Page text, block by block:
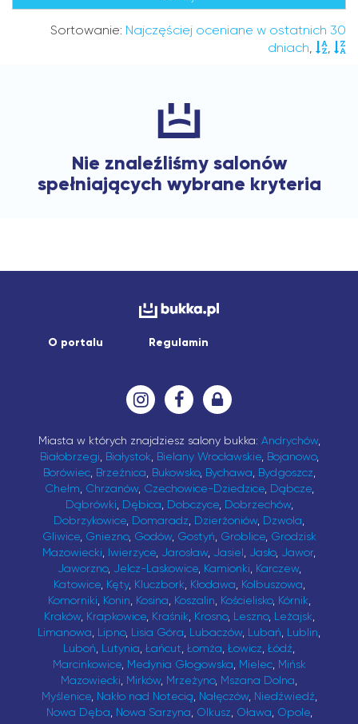
Sortowanie: Najczęściej oceniane w ostatnich 30
dniach, ,
Nie znaleźliśmy salonów
spełniających wybrane kryteria
O portalu Regulamin
Miasta w których znajdziesz salony bukka: Andrychów,
Białobrzegi, Białystok, Bielany Wrocławskie, Bojanowo,
Borówiec, Brzeźnica, Bukowsko, Bychawa, Bydgoszcz,
Chełm, Chrzanów, Czechowice-Dziedzice, Dąbcze,
Dąbrówki, Dębica, Dobczyce, Dobrzechów,
Dobrzykowice, Domaradz, Dzierżoniów, Dzwola,
Gliwice, Gniezno, Godów, Gostyń, Groblice, Grodzisk
Mazowiecki, Iwierzyce, Jarosław, Jasiel, Jasło, Jawor,
Jaworzno, Jelcz-Laskowice, Kamionki, Karczew,
Katowice, Kęty, Kluczbork, Kłodawa, Kolbuszowa,
Komorniki, Konin, Kosina, Koszalin, Kościelisko, Kórnik,
Kraków, Krapkowice, Kraśnik, Krosno, Leszno, Leżajsk,
Limanowa, Lipno, Lisia Góra, Lubaczów, Lubań, Lublin,
Luboń, Lutynia, Łańcut, Łomża, Łowicz, Łódź,
Marcinkowice, Medynia Głogowska, Mielec, Mińsk
Mazowiecki, Mirków, Mrzeżyno, Mszana Dolna,
Myślenice, Nakło nad Notecią, Nałęczów, Niedźwiedź,
Nowa Dęba, Nowa Sarzyna, Olkusz, Oława, Opole,